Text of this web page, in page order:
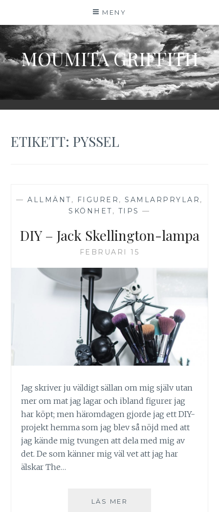
innehåll
MENY
MOUMITA GRIFFITH
ETIKETT:PYSSEL
—ALLMÄNT, FIGURER ,SAMLARPRYLAR ,
SKÖNHET, TIPS —
DIY – Jack Skellington-lampa
FEBRUARI 15
Jag skriver ju väldigt sällan om mig själv utan
mer om mat jag lagar och ibland figurer jag
har köpt; men häromdagen gjorde jag ett DIY-
projekt hemma som jag blev så nöjd med att
jag kände mig tvungen att dela med mig av
det. De som känner mig väl vet att jag har
älskar The…
LÄS MER